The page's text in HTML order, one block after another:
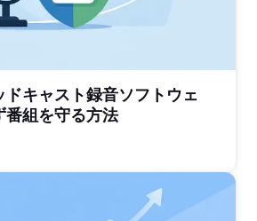
ドキャスト録音ソフトウェ
番組を守る方法